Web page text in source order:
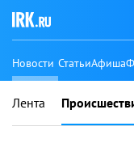
Новости СтатьиАфиша
Лента